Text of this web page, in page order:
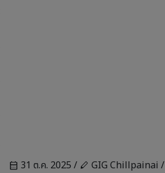
calendar_month 31 ต.ค. 2025 / stylus GIG Chillpainai /